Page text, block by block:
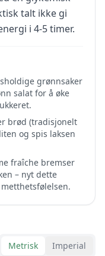
talt ikke gi
i 4-5 timer.
grønnsaker
salat for å øke
brød (tradisjonelt
og spis laksen
fraîche bremser
– nyt dette
Metrisk Imperial